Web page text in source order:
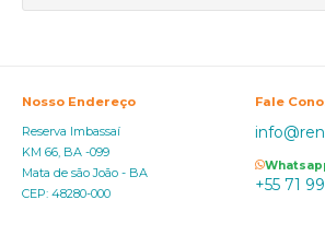
Nosso Endereço
Reserva Imbassaí
KM 66, BA -099
Mata de são João - BA
CEP: 48280-000
Fale
+55 71